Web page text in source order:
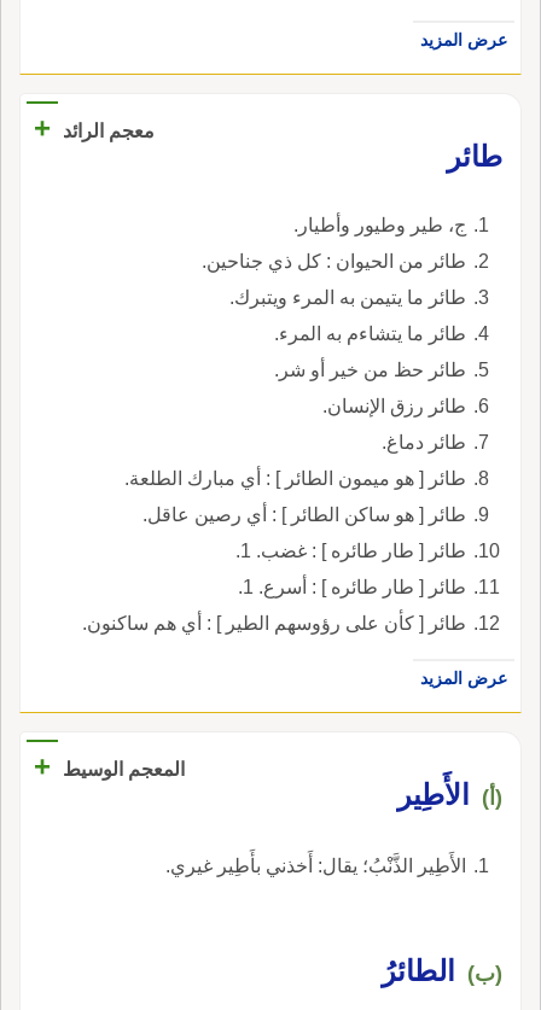
عرض المزيد
معجم الرائد
+
طائر
ج، طير وطيور وأطيار.
طائر من الحيوان : كل ذي جناحين.
طائر ما يتيمن به المرء ويتبرك.
طائر ما يتشاءم به المرء.
طائر حظ من خير أو شر.
طائر رزق الإنسان.
طائر دماغ.
طائر [ هو ميمون الطائر ] : أي مبارك الطلعة.
طائر [ هو ساكن الطائر ] : أي رصين عاقل.
طائر [ طار طائره ] : غضب. 1.
طائر [ طار طائره ] : أسرع. 1.
طائر [ كأن على رؤوسهم الطير ] : أي هم ساكنون.
عرض المزيد
المعجم الوسيط +
(أ) الأَطِير
الأَطِير الذَّنْبُ؛ يقال: أَخذني بأَطِير غيري.
(ب) الطائرُ